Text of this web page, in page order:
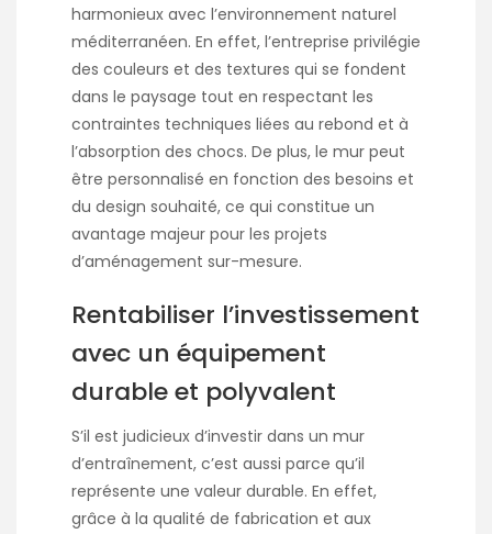
harmonieux avec l’environnement naturel
méditerranéen. En effet, l’entreprise privilégie
des couleurs et des textures qui se fondent
dans le paysage tout en respectant les
contraintes techniques liées au rebond et à
l’absorption des chocs. De plus, le mur peut
être personnalisé en fonction des besoins et
du design souhaité, ce qui constitue un
avantage majeur pour les projets
d’aménagement sur-mesure.
Rentabiliser l’investissement
avec un équipement
durable et polyvalent
S’il est judicieux d’investir dans un mur
d’entraînement, c’est aussi parce qu’il
représente une valeur durable. En effet,
grâce à la qualité de fabrication et aux